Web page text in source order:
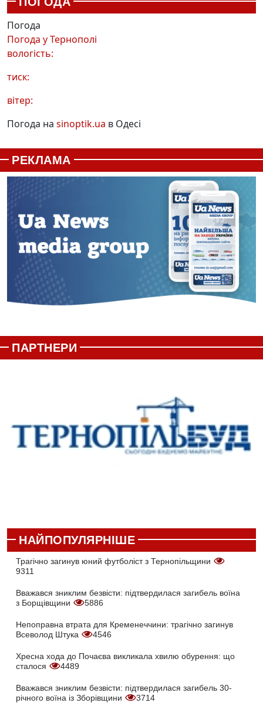
Погода
Погода уТернополі
вологість:
тиск:
вітер:
Погода на sinoptik.ua в Одесі
РЕКЛАМА
ПАРТНЕРИ
НАЙПОПУЛЯРНІШЕ
Трагічно загинув юний футболіст з Тернопільщини
9311
Вважався зниклим безвісти: підтвердилася загибель воїна
з Борщівщини
5886
Непоправна втрата для Кременеччини: трагічно загинув
Всеволод Штука
4546
Хресна хода до Почаєва викликала хвилю обурення: що
сталося
4489
Вважався зниклим безвісти: підтвердилася загибель 30-
річного воїна із Зборівщини
3714